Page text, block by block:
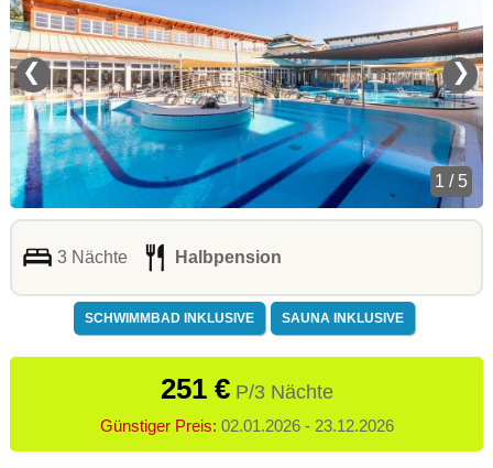
❮ ❯
1 / 5
3 Nächte Halbpension
SCHWIMMBAD INKLUSIVE SAUNA INKLUSIVE
251 €P/3 Nächte
Günstiger Preis: 02.01.2026 - 23.12.2026